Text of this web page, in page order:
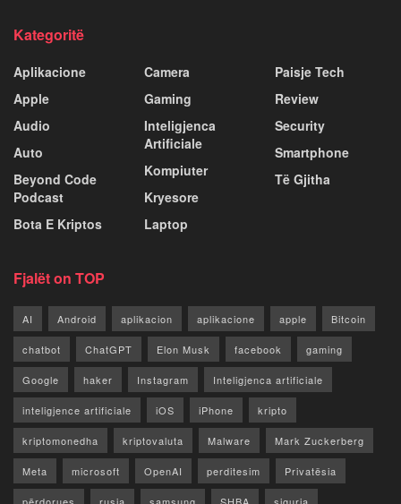
Kategoritë
Aplikacione
Apple
Audio
Auto
Beyond Code
Podcast
Bota E Kriptos
Camera
Gaming
Inteligjenca
Artificiale
Kompiuter
Kryesore
Laptop
Paisje Tech
Review
Security
Smartphone
Të Gjitha
Fjalët on TOP
AI Android aplikacion aplikacione apple Bitcoin
chatbot ChatGPT Elon Musk facebook gaming
Google haker Instagram Inteligjenca artificiale
inteligjence artificiale iOS iPhone kripto
kriptomonedha kriptovaluta Malware Mark Zuckerberg
Meta microsoft OpenAI perditesim Privatësia
përdorues rusia samsung SHBA siguria